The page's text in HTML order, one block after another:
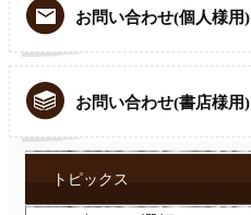
お問い合わせ(個人様用)
お問い合わせ(書店様用)
トピックス